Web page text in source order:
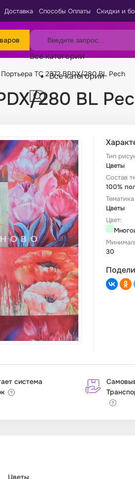
Доставка Способы Оплаты Скидки и
Все категории
Все категории
Портьера TC 2372 BPDX/280 BL Pech
280 BL
Тип
Цветы
Состав
100%
Цветы
Цвет:
30
система
Цветы